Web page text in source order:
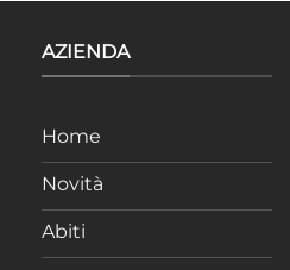
AZIENDA
Home
Novità
Abiti